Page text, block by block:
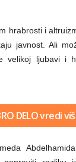
hrabrosti i
javnost. Ali
velikoj ljubavi i
DELO vredi